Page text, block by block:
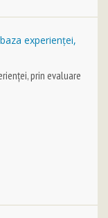
prin evaluare